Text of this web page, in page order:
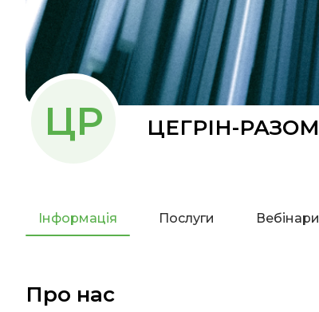
ЦР ЦЕГРІН-РАЗОМ
Інформація Послуги Вебінари
Про нас